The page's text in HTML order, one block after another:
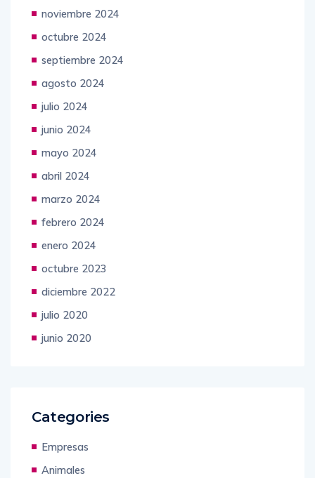
noviembre 2024
octubre 2024
septiembre 2024
agosto 2024
julio 2024
junio 2024
mayo 2024
abril 2024
marzo 2024
febrero 2024
enero 2024
octubre 2023
diciembre 2022
julio 2020
junio 2020
Categories
Empresas
Animales